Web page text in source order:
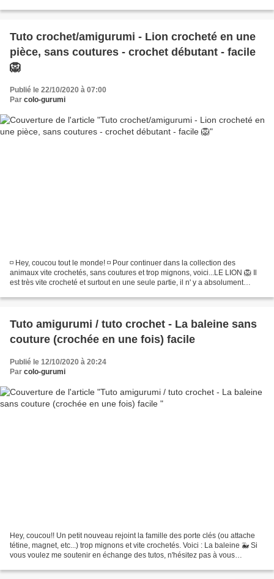
Tuto crochet/amigurumi - Lion crocheté en une
pièce, sans coutures - crochet débutant - facile
🦁
Publié le 22/10/2020 à 07:00
Par colo-gurumi
◽ Hey, coucou tout le monde! ◽ Pour continuer dans la collection des
animaux vite crochetés, sans coutures et trop mignons, voici...LE LION 🦁 Il
est très vite crocheté et surtout en une seule partie, il n' y a absolument
Tuto amigurumi / tuto crochet - La baleine sans
couture (crochée en une fois) facile
Publié le 12/10/2020 à 20:24
Par colo-gurumi
Hey, coucou!! Un petit nouveau rejoint la famille des porte clés (ou attache
tétine, magnet, etc...) trop mignons et vite crochetés. Voici : La baleine 🐳 Si
vous voulez me soutenir en échange des tutos, n'hésitez pas à vous